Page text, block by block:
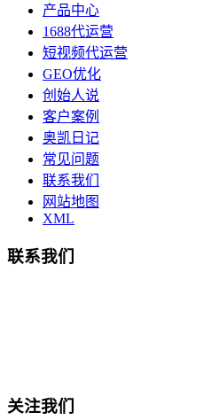
产品中心
1688代运营
短视频代运营
GEO优化
创始人说
客户案例
奥凯日记
常见问题
联系我们
网站地图
XML
联系我们
关注我们